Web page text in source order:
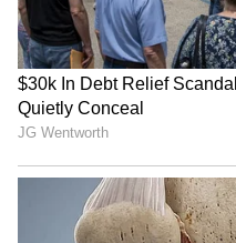
ఏర్పడవచ్చని కోర్టు
ఉద్యోగాల్లో ఉన్న మహిళల్లో
భావనను పెంచే అవకాశం
అంశంపై అవగాహన
అత్యధికంగా ప్రాధాన్యం
సముచితం కాదని